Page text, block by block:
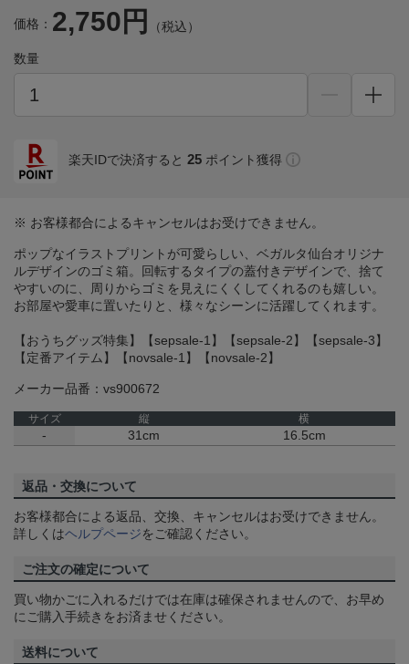
価格： 2,750円 （税込）
数量
楽天IDで決済すると 25 ポイント獲得
※ お客様都合によるキャンセルはお受けできません。
ポップなイラストプリントが可愛らしい、ベガルタ仙台オリジナ
ルデザインのゴミ箱。回転するタイプの蓋付きデザインで、捨て
やすいのに、周りからゴミを見えにくくしてくれるのも嬉しい。
お部屋や愛車に置いたりと、様々なシーンに活躍してくれます。
【おうちグッズ特集】【sepsale-1】【sepsale-2】【sepsale-3】
【定番アイテム】【novsale-1】【novsale-2】
メーカー品番：vs900672
サイズ 縦 横
- 31cm 16.5cm
返品・交換について
お客様都合による返品、交換、キャンセルはお受けできません。
詳しくはヘルプページをご確認ください。
ご注文の確定について
買い物かごに入れるだけでは在庫は確保されませんので、お早め
にご購入手続きをお済ませください。
送料について